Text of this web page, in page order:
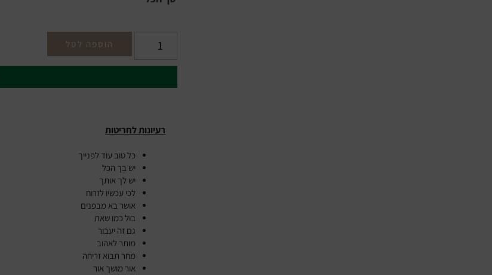
הוספה לסל
רעיונות לחריטות
כל טוב עוד לפנייך
יש בך הכל
יש לך אותך
לכי עכשיו לזרוח
אושר בא מבפנים
בול כמו שאת
גם זה יעבור
מותר לאהוב
מחר תבוא זריחה
אור מושך אור